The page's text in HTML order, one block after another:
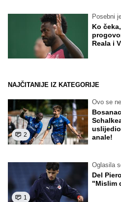
Posebni
Ko
Reala i
NAJČITANIJE IZ KATEGORIJE
2
Ovo se
anale!
1
Oglasila
Del
"Mislim